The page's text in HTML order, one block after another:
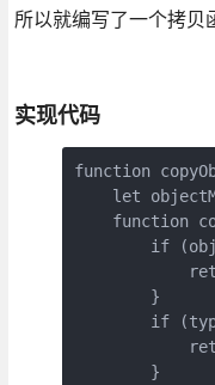
所以就编写了一个拷贝
实现代码
function
let
function
if
        }
if
        }